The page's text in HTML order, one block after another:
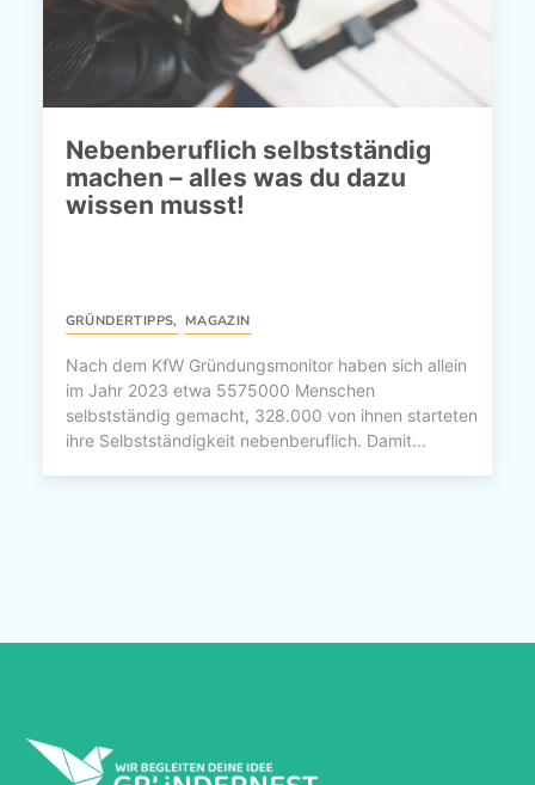
Nebenberuflich selbstständig
machen – alles was du dazu
wissen musst!
GRÜNDERTIPPS, MAGAZIN
Nach dem KfW Gründungsmonitor haben sich allein
im Jahr 2023 etwa 5575000 Menschen
selbstständig gemacht, 328.000 von ihnen starteten
ihre Selbstständigkeit nebenberuflich. Damit...